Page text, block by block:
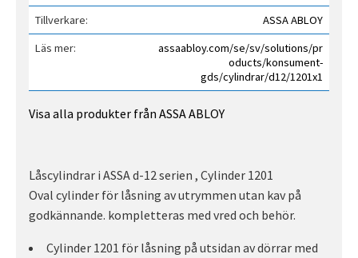
Tillverkare
ASSA ABLOY
Läs mer
assaabloy.com/se/sv/solutions/pr
oducts/konsument-
gds/cylindrar/d12/1201x1
Visa alla produkter från ASSA ABLOY
Låscylindrar i ASSA d-12 serien , Cylinder 1201
Oval cylinder för låsning av utrymmen utan kav på
godkännande. kompletteras med vred och behör.
Cylinder 1201 för låsning på utsidan av dörrar med